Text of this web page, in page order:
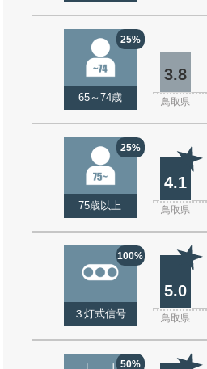
25%
65～74歳
3.8
鳥取県
25%
75歳以上
4.1
鳥取県
100%
３灯式信号
5.0
鳥取県
50%